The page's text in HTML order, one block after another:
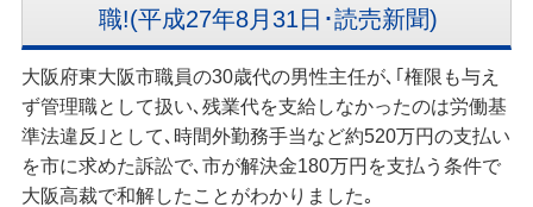
職!(平成27年8月31日･読売新聞)
大阪府東大阪市職員の30歳代の男性主任が､｢権限も与え
ず管理職として扱い､残業代を支給しなかったのは労働基
準法違反｣として､時間外勤務手当など約520万円の支払い
を市に求めた訴訟で､市が解決金180万円を支払う条件で
大阪高裁で和解したことがわかりました｡